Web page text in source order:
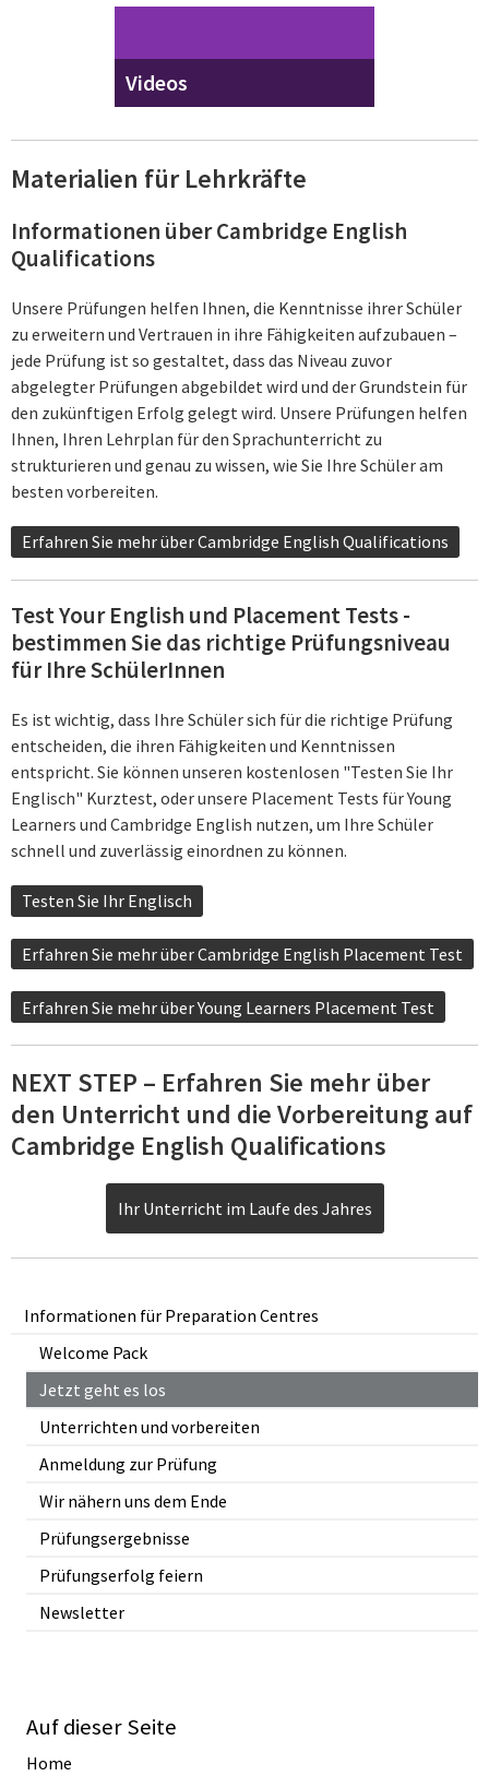
Informationen für Preparation Centres
Welcome Pack
Jetzt geht es los
Unterrichten und vorbereiten
Anmeldung zur Prüfung
Wir nähern uns dem Ende
Prüfungsergebnisse
Prüfungserfolg feiern
Newsletter
Videos
Materialien für Lehrkräfte
Informationen über Cambridge English
Qualifications
Unsere Prüfungen helfen Ihnen, die Kenntnisse ihrer Schüler
zu erweitern und Vertrauen in ihre Fähigkeiten aufzubauen –
jede Prüfung ist so gestaltet, dass das Niveau zuvor
abgelegter Prüfungen abgebildet wird und der Grundstein für
den zukünftigen Erfolg gelegt wird. Unsere Prüfungen helfen
Ihnen, Ihren Lehrplan für den Sprachunterricht zu
strukturieren und genau zu wissen, wie Sie Ihre Schüler am
besten vorbereiten.
Erfahren Sie mehr über Cambridge English Qualifications
Test Your English und Placement Tests -
bestimmen Sie das richtige Prüfungsniveau
für Ihre SchülerInnen
Es ist wichtig, dass Ihre Schüler sich für die richtige Prüfung
entscheiden, die ihren Fähigkeiten und Kenntnissen
entspricht. Sie können unseren kostenlosen "Testen Sie Ihr
Englisch" Kurztest, oder unsere Placement Tests für Young
Learners und Cambridge English nutzen, um Ihre Schüler
schnell und zuverlässig einordnen zu können.
Testen Sie Ihr Englisch
Erfahren Sie mehr über Cambridge English Placement Test
Erfahren Sie mehr über Young Learners Placement Test
NEXT STEP – Erfahren Sie mehr über
den Unterricht und die Vorbereitung auf
Cambridge English Qualifications
Ihr Unterricht im Laufe des Jahres
Auf dieser Seite
Home